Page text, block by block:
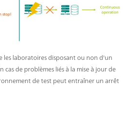
les laboratoires disposant ou non d'un
de problèmes liés à la mise à jour de
de test peut entraîner un arrêt